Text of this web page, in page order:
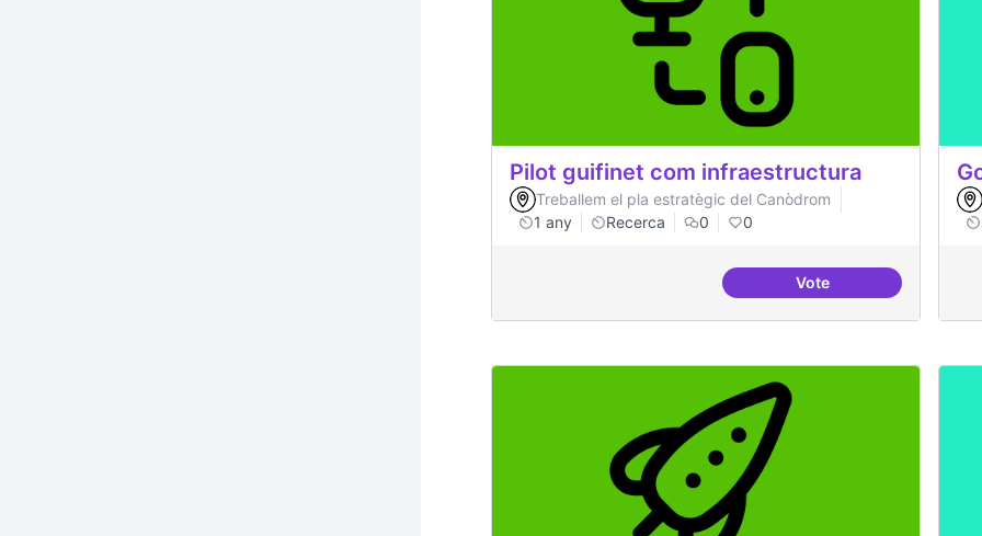
Pilot guifinet com infraestructura
Treballem el pla estratègic del Canòdrom
1 any
Recerca 0 0
VotePilot guifinet com